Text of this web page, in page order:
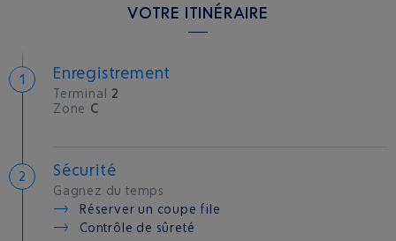
VOTRE ITINÉRAIRE
Enregistrement
Terminal 2
Zone C
Sécurité
Gagnez du temps
Réserver un coupe file
Contrôle de sûreté